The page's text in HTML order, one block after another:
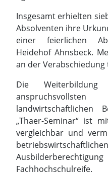
Die
landwirtschaftlichen
„Thaer-Seminar“ ist
vergleichbar und
Fachhochschulreife.
Doch nicht nur
Betriebsentwicklung
Ein besonderer
Studienreise nach
angehenden